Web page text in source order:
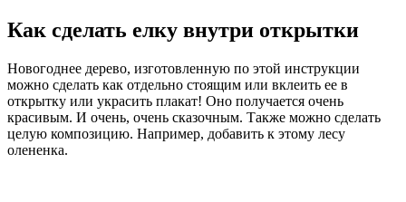
Как сделать елку внутри открытки
Новогоднее дерево, изготовленную по этой инструкции
можно сделать как отдельно стоящим или вклеить ее в
открытку или украсить плакат! Оно получается очень
красивым. И очень, очень сказочным. Также можно сделать
целую композицию. Например, добавить к этому лесу
олененка.